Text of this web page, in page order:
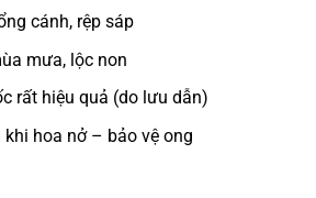
cánh, rệp sáp
mưa, lộc non
rất hiệu quả (do lưu dẫn)
hoa nở – bảo vệ ong